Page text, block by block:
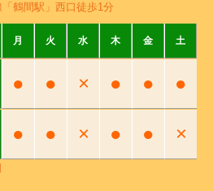
「鶴間駅」西口徒歩1分
月 火 水 木 金 土
● ● × ● ● ●
● ● × ● ● ×